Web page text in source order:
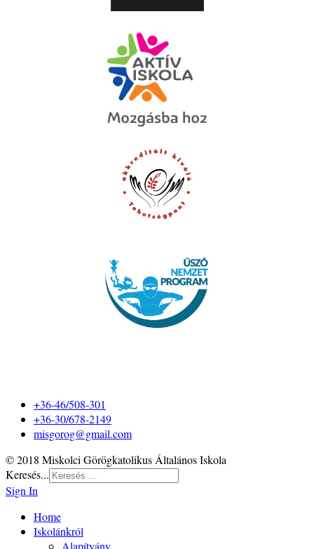
+36-46/508-301
+36-30/678-2149
misgorog@gmail.com
© 2018 Miskolci Görögkatolikus Általános Iskola
Keresés...
Sign In
Home
Iskolánkról